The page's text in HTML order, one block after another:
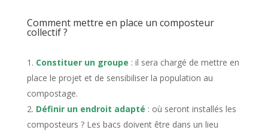
Comment mettre en place un composteur
collectif ?
Constituer un groupe : il sera chargé de mettre en
place le projet et de sensibiliser la population au
compostage.
Définir un endroit adapté : où seront installés les
composteurs ? Les bacs doivent être dans un lieu